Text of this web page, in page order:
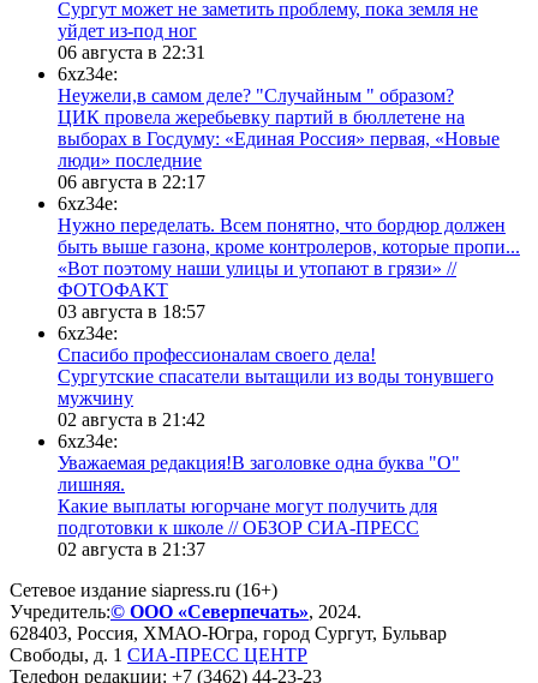
Сургут может не заметить проблему, пока земля не
уйдет из-под ног
06 августа в 22:31
6xz34e:
Неужели,в самом деле? "Случайным " образом?
ЦИК провела жеребьевку партий в бюллетене на
выборах в Госдуму: «Единая Россия» первая, «Новые
люди» последние
06 августа в 22:17
6xz34e:
Нужно переделать. Всем понятно, что бордюр должен
быть выше газона, кроме контролеров, которые пропи...
«Вот поэтому наши улицы и утопают в грязи» //
ФОТОФАКТ
03 августа в 18:57
6xz34e:
Спасибо профессионалам своего дела!
Сургутские спасатели вытащили из воды тонувшего
мужчину
02 августа в 21:42
6xz34e:
Уважаемая редакция!В заголовке одна буква "О"
лишняя.
Какие выплаты югорчане могут получить для
подготовки к школе // ОБЗОР СИА-ПРЕСС
02 августа в 21:37
Сетевое издание siapress.ru (16+)
Учредитель:© ООО «Северпечать», 2024.
628403, Россия, ХМАО-Югра, город Сургут, Бульвар
Свободы, д. 1 СИА-ПРЕСС ЦЕНТР
Телефон редакции: +7 (3462) 44-23-23